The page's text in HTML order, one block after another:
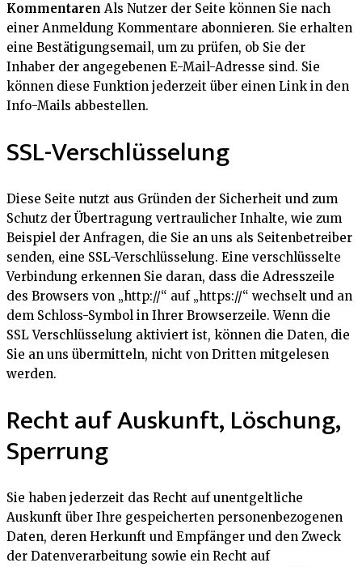
Kommentaren Als Nutzer der Seite können Sie nach
einer Anmeldung Kommentare abonnieren. Sie erhalten
eine Bestätigungsemail, um zu prüfen, ob Sie der
Inhaber der angegebenen E-Mail-Adresse sind. Sie
können diese Funktion jederzeit über einen Link in den
Info-Mails abbestellen.
SSL-Verschlüsselung
Diese Seite nutzt aus Gründen der Sicherheit und zum
Schutz der Übertragung vertraulicher Inhalte, wie zum
Beispiel der Anfragen, die Sie an uns als Seitenbetreiber
senden, eine SSL-Verschlüsselung. Eine verschlüsselte
Verbindung erkennen Sie daran, dass die Adresszeile
des Browsers von „http://“ auf „https://“ wechselt und an
dem Schloss-Symbol in Ihrer Browserzeile. Wenn die
SSL Verschlüsselung aktiviert ist, können die Daten, die
Sie an uns übermitteln, nicht von Dritten mitgelesen
werden.
Recht auf Auskunft, Löschung,
Sperrung
Sie haben jederzeit das Recht auf unentgeltliche
Auskunft über Ihre gespeicherten personenbezogenen
Daten, deren Herkunft und Empfänger und den Zweck
der Datenverarbeitung sowie ein Recht auf